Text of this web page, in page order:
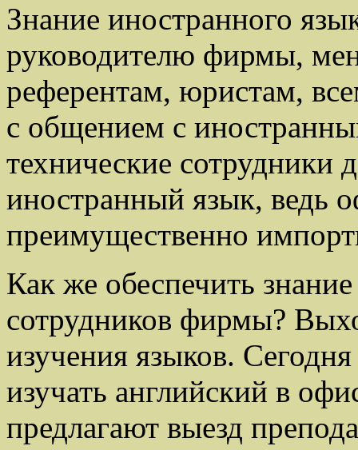
Знание иностранного
руководителю фирмы,
референтам, юристам,
с общением с
технические сотрудники
иностранный язык, ведь
преимущественно
Как же обеспечить
сотрудников фирмы?
изучения языков.
изучать английский в
предлагают выезд